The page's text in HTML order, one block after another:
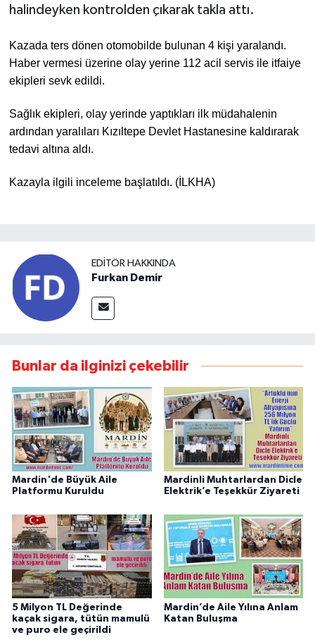
halindeyken kontrolden çıkarak takla attı.
Kazada ters dönen otomobilde bulunan 4 kişi yaralandı.
Haber vermesi üzerine olay yerine 112 acil servis ile itfaiye
ekipleri sevk edildi.
Sağlık ekipleri, olay yerinde yaptıkları ilk müdahalenin
ardından yaralıları Kızıltepe Devlet Hastanesine kaldırarak
tedavi altına aldı.
Kazayla ilgili inceleme başlatıldı. (İLKHA)
EDITÖR HAKKINDA
Furkan Demir
Bunlar da ilginizi çekebilir
Mardin'de Büyük Aile
Platformu Kuruldu
Mardinli Muhtarlardan Dicle
Elektrik’e Teşekkür Ziyareti
5 Milyon TL Değerinde
kaçak sigara, tütün mamulü
ve puro ele geçirildi
Mardin’de Aile Yılına Anlam
Katan Buluşma